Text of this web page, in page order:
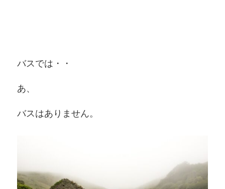
バスでは・・
あ、
バスはありません。